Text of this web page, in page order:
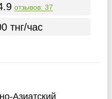
отзывов: 37
тнг/час
Азиатский